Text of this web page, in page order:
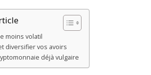
moins volatil
diversifier vos avoirs
déjà vulgaire